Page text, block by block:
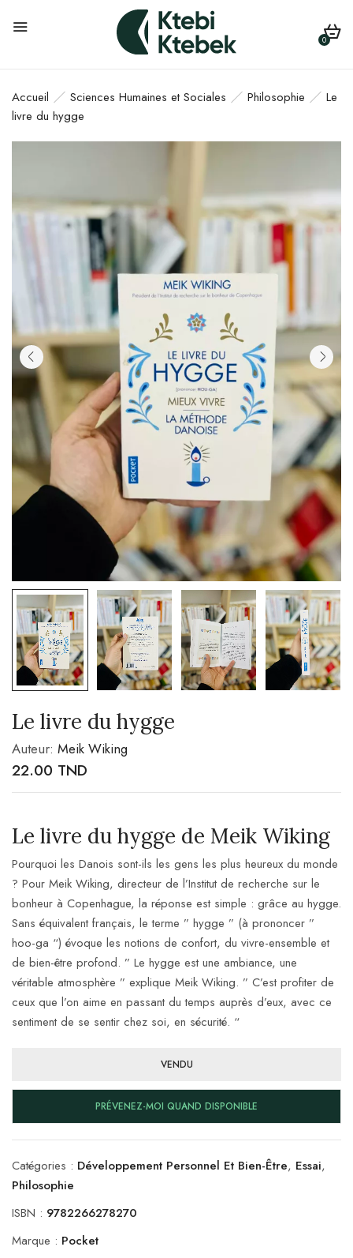
0
Accueil Sciences Humaines et Sociales Philosophie
Le
livre du hygge
Le livre du hygge
Auteur: Meik Wiking
22.00 TND
Le livre du hygge de Meik Wiking
Pourquoi les Danois sont-ils les gens les plus heureux du monde
? Pour Meik Wiking, directeur de l’Institut de recherche sur le
bonheur à Copenhague, la réponse est simple : grâce au hygge.
Sans équivalent français, le terme ” hygge ” (à prononcer ”
hoo-ga “) évoque les notions de confort, du vivre-ensemble et
de bien-être profond. ” Le hygge est une ambiance, une
véritable atmosphère ” explique Meik Wiking. ” C’est profiter de
ceux que l’on aime en passant du temps auprès d’eux, avec ce
sentiment de se sentir chez soi, en sécurité. “
VENDU
PRÉVENEZ-MOI QUAND DISPONIBLE
Catégories : Développement Personnel Et Bien-Être, Essai,
Philosophie
ISBN : 9782266278270
Marque : Pocket